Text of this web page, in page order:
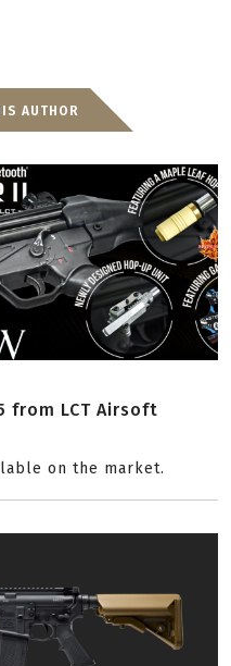
AUTHOR
from LCT Airsoft
on the market.